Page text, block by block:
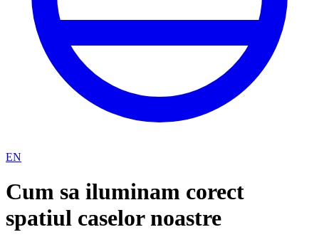
EN
Cum sa iluminam corect
spatiul caselor noastre